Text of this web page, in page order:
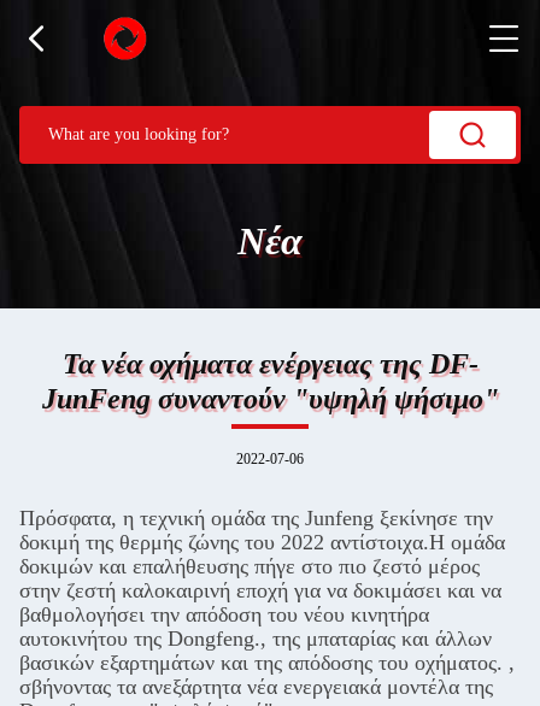
Νέα
Τα νέα οχήματα ενέργειας της DF-
JunFeng συναντούν "υψηλή ψήσιμο"
2022-07-06
Πρόσφατα, η τεχνική ομάδα της Junfeng ξεκίνησε την
δοκιμή της θερμής ζώνης του 2022 αντίστοιχα.Η ομάδα
δοκιμών και επαλήθευσης πήγε στο πιο ζεστό μέρος
στην ζεστή καλοκαιρινή εποχή για να δοκιμάσει και να
βαθμολογήσει την απόδοση του νέου κινητήρα
αυτοκινήτου της Dongfeng., της μπαταρίας και άλλων
βασικών εξαρτημάτων και της απόδοσης του οχήματος. ,
σβήνοντας τα ανεξάρτητα νέα ενεργειακά μοντέλα της